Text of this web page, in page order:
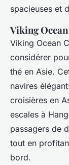
spacieuses et
Viking
Viking Ocean
considérer
thé en Asie.
navires
croisières en
escales à
passagers de
tout en
bord.